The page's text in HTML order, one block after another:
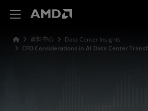
資料中心
Data Center Insights
CFO Considerations in AI Data Center